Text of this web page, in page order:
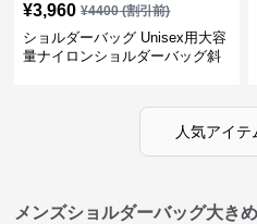
¥3,960 ¥4400(割引前)
ショルダーバッグ Unisex用大容
量ナイロンショルダーバッグ斜
人気アイテ
メンズショルダーバッグ大き